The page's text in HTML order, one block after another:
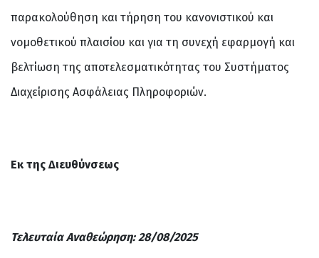
παρακολούθηση και τήρηση του κανονιστικού και
νομοθετικού πλαισίου και για τη συνεχή εφαρμογή και
βελτίωση της αποτελεσματικότητας του Συστήματος
Διαχείρισης Ασφάλειας Πληροφοριών.
Εκ της Διευθύνσεως
Τελευταία Αναθεώρηση: 28/08/2025